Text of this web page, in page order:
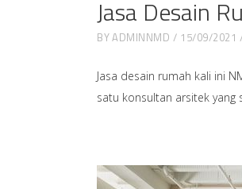
Jasa Desain
BYADMINNMD 15/09/2021
Jasa desain rumah kali ini
satu konsultan arsitek